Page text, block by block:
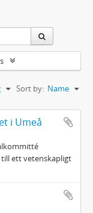
Sort by: Name
i Umeå
ett vetenskapligt